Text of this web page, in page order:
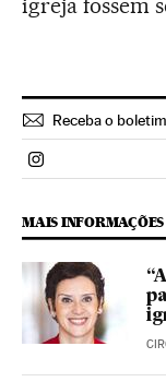
igreja fossem
Receba o
Politica El País
MAIS INFORMAÇÕES